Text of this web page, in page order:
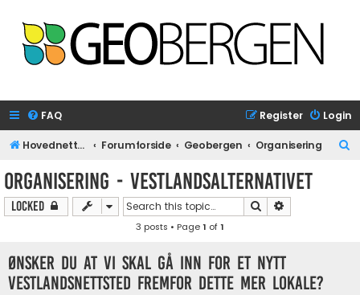
FAQ Login
Register
Hovednettside Forumforside Geobergen Organisering
Organisering - Vestlandsalternativet
Locked Search
3 posts • Page1 of1
Ønsker du at vi skal gå inn for et nytt
vestlandsnettsted fremfor dette mer lokale?